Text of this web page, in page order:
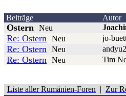
Beiträge Autor
Ostern Neu
Re: Ostern Neu jo-
Re: Ostern Neu andyu2
Re: Ostern Neu Tim
Liste aller Rumänien-Foren | Zur